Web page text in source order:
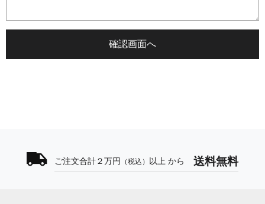
ご注文合計２万円 （税込） 以上 から 送料無料